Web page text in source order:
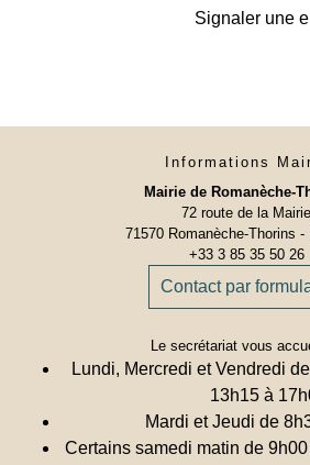
Signaler une
Informations
Mairie de Romanèche-
72 route de la Mairie
71570 Romanèche-Thorins -
+33 3 85 35 50 26
Contact par
Le secrétariat vous
Lundi, Mercredi et Vendredi
13h15 à
Mardi et Jeudi de
Certains samedi matin de